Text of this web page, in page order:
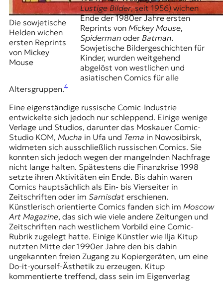
Die sowjetische
Helden wichen
ersten Reprints
von Mickey
Mouse
Lustige Bilder, seit 1956) wichen
Ende der 1980er Jahre ersten
Reprints vonMickey Mouse,
SpidermanoderBatman.
Sowjetische Bildergeschichten für
Kinder, wurden weitgehend
abgelöst von westlichen und
asiatischen Comics für alle
Altersgruppen.4
Eine eigenständige russische Comic-Industrie
entwickelte sich jedoch nur schleppend. Einige wenige
Verlage und Studios, darunter das Moskauer Comic-
Studio KOM, Mucha in Ufa und Tema in Nowosibirsk,
widmeten sich ausschließlich russischen Comics. Sie
konnten sich jedoch wegen der mangelnden Nachfrage
nicht lange halten. Spätestens die Finanzkrise 1998
setzte ihren Aktivitäten ein Ende. Bis dahin waren
Comics hauptsächlich als Ein- bis Vierseiter in
Zeitschriften oder im Samisdaterschienen.
Künstlerisch orientierte Comics fanden sich im Moscow
Art Magazine, das sich wie viele andere Zeitungen und
Zeitschriften nach westlichem Vorbild eine Comic-
Rubrik zugelegt hatte. Einige Künstler wie Ilja Kitup
nutzten Mitte der 1990er Jahre den bis dahin
ungekannten freien Zugang zu Kopiergeräten, um eine
Do-it-yourself-Ästhetik zu erzeugen. Kitup
kommentierte treffend, dass sein im Eigenverlag